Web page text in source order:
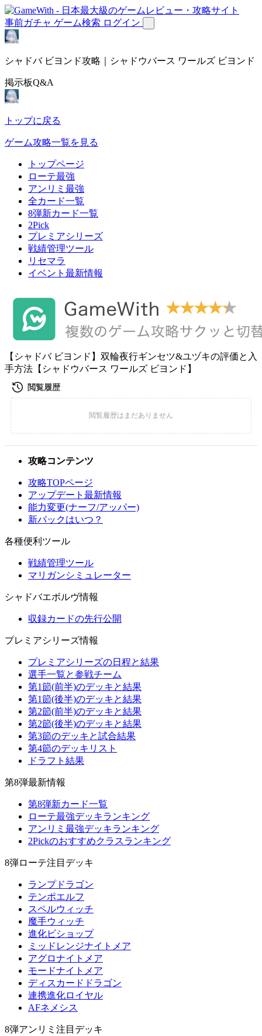
事前ガチャ ゲーム検索 ログイン
シャドバ ビヨンド攻略｜シャドウバース ワールズ ビヨンド
掲示板Q&A
トップに戻る
ゲーム攻略一覧を見る
トップページ
ローテ最強
アンリミ最強
全カード一覧
8弾新カード一覧
2Pick
プレミアシリーズ
戦績管理ツール
リセマラ
イベント最新情報
【シャドバ ビヨンド】双輪夜行ギンセツ&ユヅキの評価と入
手方法【シャドウバース ワールズ ビヨンド】
攻略コンテンツ
攻略TOPページ
アップデート最新情報
能力変更(ナーフ/アッパー)
新パックはいつ？
各種便利ツール
戦績管理ツール
マリガンシミュレーター
シャドバエボルヴ情報
収録カードの先行公開
プレミアシリーズ情報
プレミアシリーズの日程と結果
選手一覧と参戦チーム
第1節(前半)のデッキと結果
第1節(後半)のデッキと結果
第2節(前半)のデッキと結果
第2節(後半)のデッキと結果
第3節のデッキと試合結果
第4節のデッキリスト
ドラフト結果
第8弾最新情報
第8弾新カード一覧
ローテ最強デッキランキング
アンリミ最強デッキランキング
2Pickのおすすめクラスランキング
8弾ローテ注目デッキ
ランプドラゴン
テンポエルフ
スペルウィッチ
魔手ウィッチ
進化ビショップ
ミッドレンジナイトメア
アグロナイトメア
モードナイトメア
ディスカードドラゴン
連携進化ロイヤル
AFネメシス
8弾アンリミ注目デッキ